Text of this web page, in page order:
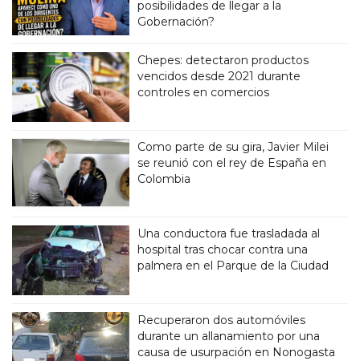
posibilidades de llegar a la
Gobernación?
Chepes: detectaron productos
vencidos desde 2021 durante
controles en comercios
Como parte de su gira, Javier Milei
se reunió con el rey de España en
Colombia
Una conductora fue trasladada al
hospital tras chocar contra una
palmera en el Parque de la Ciudad
Recuperaron dos automóviles
durante un allanamiento por una
causa de usurpación en Nonogasta